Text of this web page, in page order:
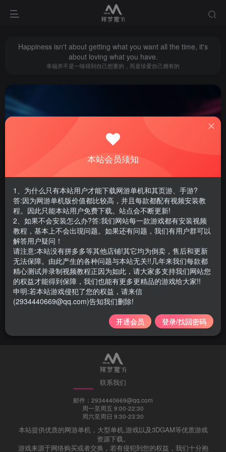
Happiness isn't about getting what you want all the time, it's
about loving what you have.
幸福并不是一味得到自己想要的，而是珍爱自己拥有的
排序 更新 浏览 点赞 评论
150|2024梦幻吊游版九黎城16
门修复版+助战，带源码及局
域网外网架设教程
游戏类 网游单机
联系我们
邮件：2934440669@qq.com
周一至周五 9:00-22:30
周六至周日 9:30-23:30
本站提供优质的网游单机，大型单机,游戏以及3DGAM等优质游戏
资源下载。
游戏来源于网络购买或者交换，若有侵犯到您的权益，我们十分抱
本站会员须知
1、为什么只有本站用户才能下载网游单机和其页游、手游?
答:因为网游单机版价值都比较高，并且每款都配有视频安装教
程。因此只能本站用户免费下载。站点会不断更新!
2、如果不会安装怎么办?答:我们网站每一款游戏都有安装视频
教程，基本上不会出现问题。如果还有问题，我们有用户群可以
解答用户疑问！
请注意:本站没有拼多多等其他店铺!其它均为倒卖，售后和更新
无法保障。由此产生的各种问题与本站无关!!几年来我们每款都
精心测试并录制视频教程正因为如此，请大家多支持我们网站您
的权益才能得到保障，我们也能有更多更精品的游戏给大家!!
申明:若本站游戏侵犯了您的权益，请来信
(2934440669@qq.com)告知我们删除!
开通会员 登录/找回密码